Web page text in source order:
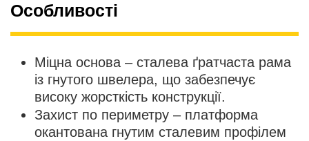
Особливості
Міцна основа – сталева ґратчаста рама
із гнутого швелера, що забезпечує
високу жорсткість конструкції.
Захист по периметру – платформа
окантована гнутим сталевим профілем